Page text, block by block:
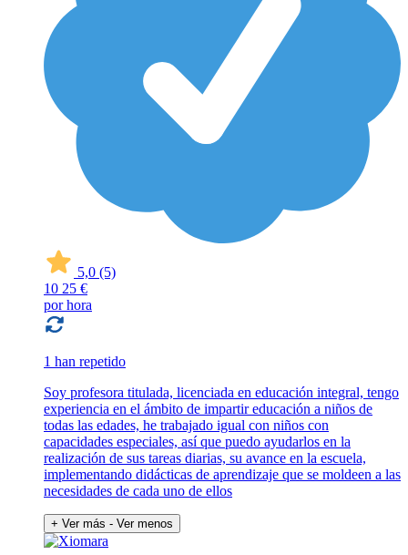
5,0 (5)
10 25 €
por hora
1 han repetido
Soy profesora titulada, licenciada en educación integral, tengo
experiencia en el ámbito de impartir educación a niños de
todas las edades, he trabajado igual con niños con
capacidades especiales, así que puedo ayudarlos en la
realización de sus tareas diarias, su avance en la escuela,
implementando didácticas de aprendizaje que se moldeen a las
necesidades de cada uno de ellos
+ Ver más - Ver menos